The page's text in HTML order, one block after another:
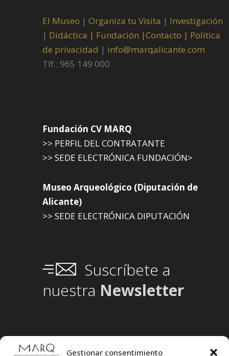
Gestionar consentimiento
El Museo | Organiza tu Visita | Investigación
| Didáctica | Fundación |Contacto | Política
de privacidad | info@marqalicante.com
Tlf.: 965 149 000
Fundación CV MARQ
>> PERFIL DEL CONTRATANTE
>> SEDE ELECTRÓNICA FUNDACIÓN>
Museo Arqueológico (Diputación de
Alicante)
>> SEDE ELECTRÓNICA DIPUTACIÓN
Suscríbete a
nuestra Newsletter